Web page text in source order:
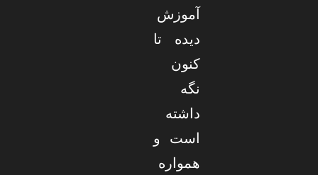
آموزش
دیده تا
کنون
نگه
داشته
است و
همواره